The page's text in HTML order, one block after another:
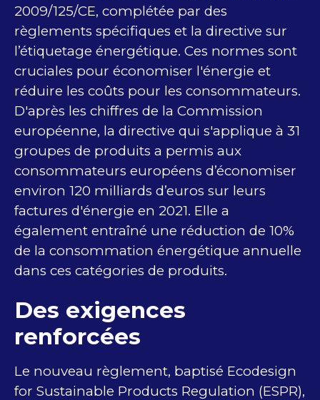
2009/125/CE, complétée par des
règlements spécifiques et la directive sur
l’étiquetage énergétique. Ces normes sont
cruciales pour économiser l'énergie et
réduire les coûts pour les consommateurs.
D'après les chiffres de la Commission
européenne, la directive qui s'applique à 31
groupes de produits a permis aux
consommateurs européens d’économiser
environ 120 milliards d’euros sur leurs
factures d'énergie en 2021. Elle a
également entraîné une réduction de 10%
de la consommation énergétique annuelle
dans ces catégories de produits.
Des exigences
renforcées
Le nouveau règlement, baptisé Ecodesign
for Sustainable Products Regulation (ESPR),